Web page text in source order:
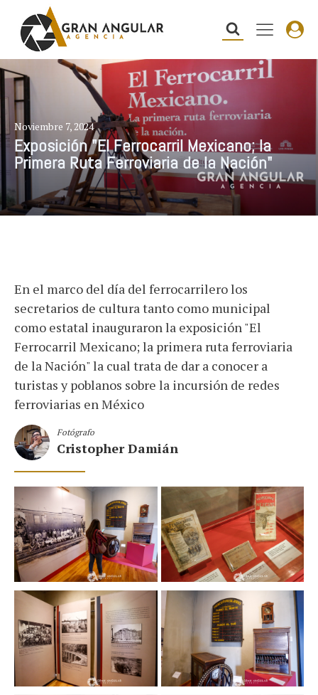
Noviembre 7, 2024
Exposición "El Ferrocarril Mexicano; la
Primera Ruta Ferroviaria de la Nación"
En el marco del día del ferrocarrilero los
secretarios de cultura tanto como municipal
como estatal inauguraron la exposición "El
Ferrocarril Mexicano; la primera ruta ferroviaria
de la Nación" la cual trata de dar a conocer a
turistas y poblanos sobre la incursión de redes
ferroviarias en México
Fotógrafo
Cristopher Damián